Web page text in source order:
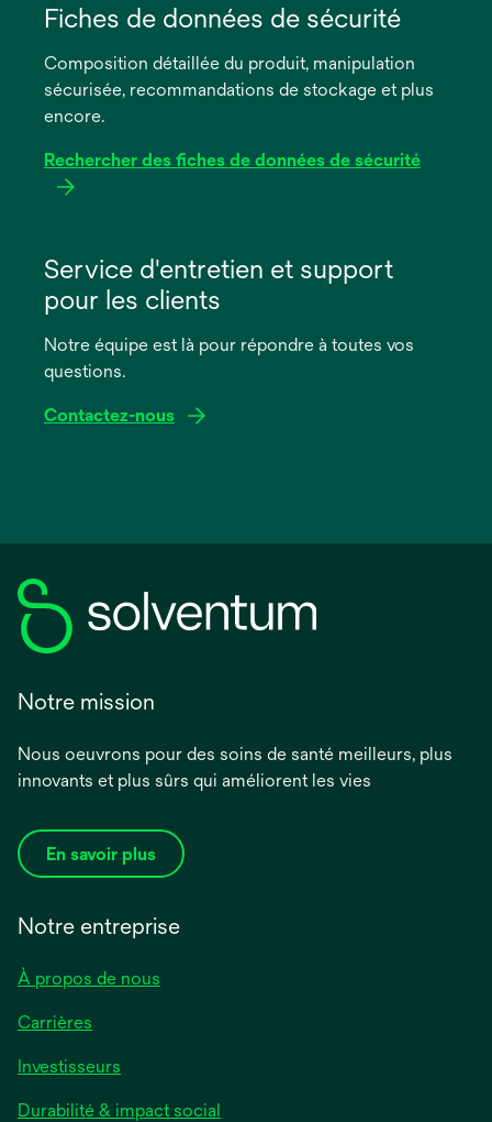
dans
nouvel
onglet
Fiches de données de sécurité
Composition détaillée du produit, manipulation
sécurisée, recommandations de stockage et plus
encore.
Rechercher des fiches de données de sécurité
dans
nouvel
onglet
Service d'entretien et support
pour les clients
Notre équipe est là pour répondre à toutes vos
questions.
Contactez-nous
Notre mission
Nous oeuvrons pour des soins de santé meilleurs, plus
innovants et plus sûrs qui améliorent les vies
En savoir plus
Notre entreprise
À propos de nous
Carrières
Investisseurs
Durabilité & impact social